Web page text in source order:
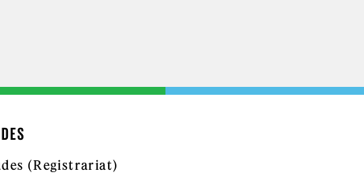
(Registrariat)